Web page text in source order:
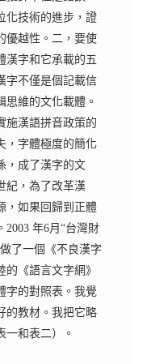
化技術的進步，證
優越性。二，要使
漢字和它承載的五
字不僅是個記載信
思維的文化載體。
施漢語拼音政策的
，字體極度的簡化
，成了漢字的文
紀，為了改革漢
，如果回歸到正體
2003 年6月“台灣財
了一個《不良漢字
《語言文字網》
字的對照表。我覺
的教材。我把它略
一和表二）。